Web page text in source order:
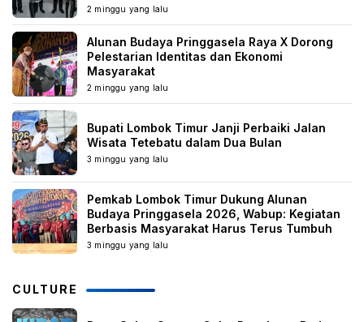
2 minggu yang lalu
Alunan Budaya Pringgasela Raya X Dorong
Pelestarian Identitas dan Ekonomi
Masyarakat
2 minggu yang lalu
Bupati Lombok Timur Janji Perbaiki Jalan
Wisata Tetebatu dalam Dua Bulan
3 minggu yang lalu
Pemkab Lombok Timur Dukung Alunan
Budaya Pringgasela 2026, Wabup: Kegiatan
Berbasis Masyarakat Harus Terus Tumbuh
3 minggu yang lalu
CULTURE